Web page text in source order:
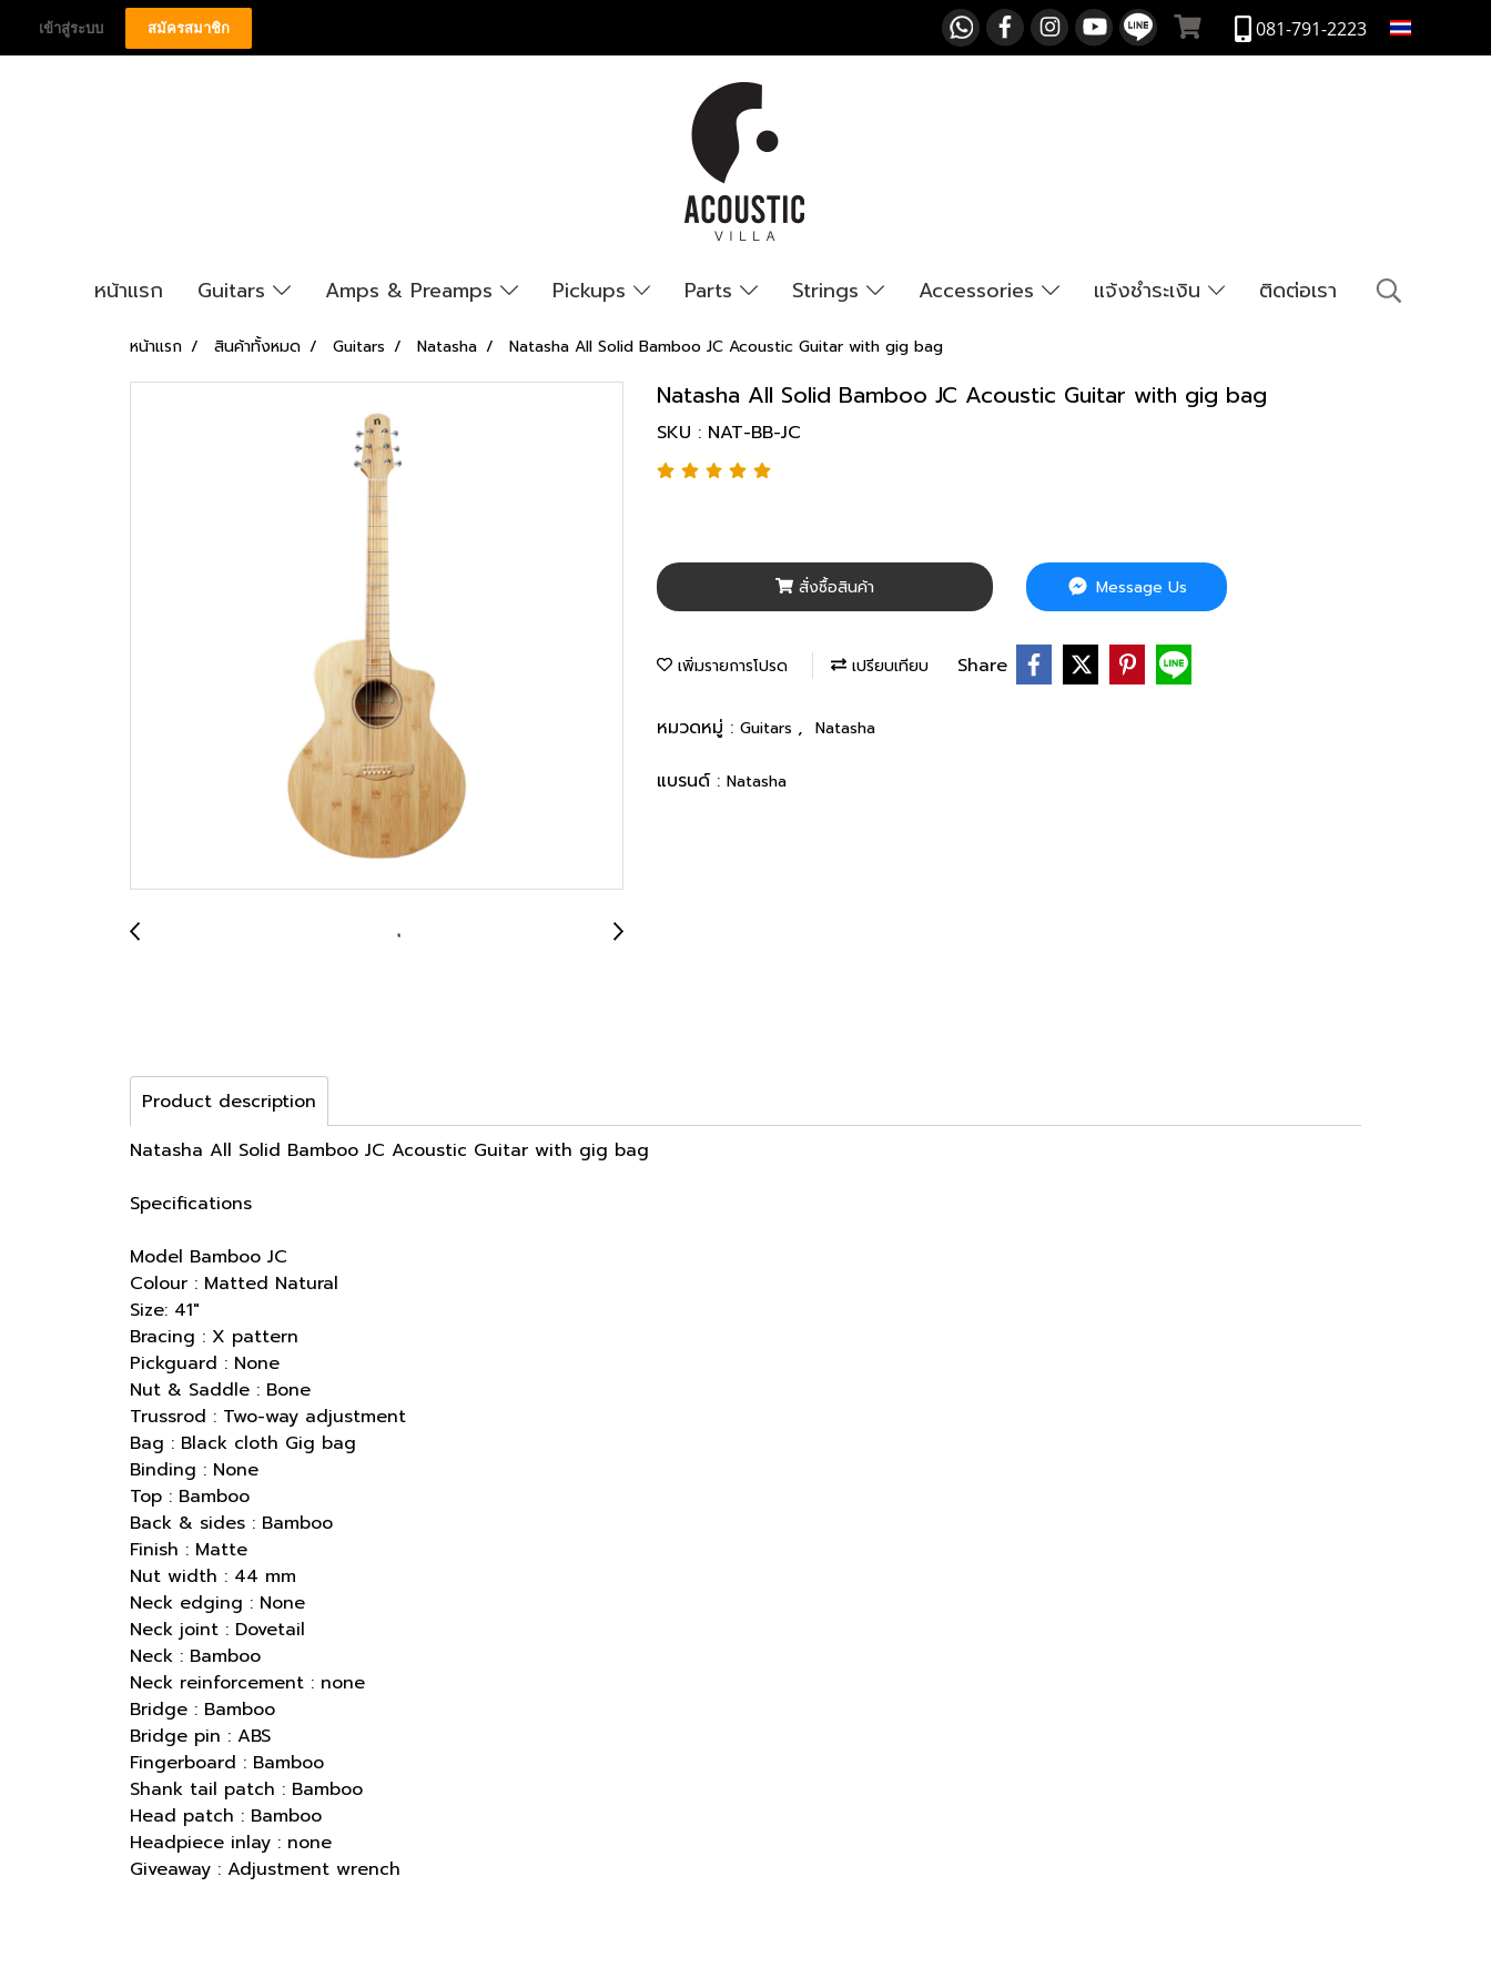
เข้าสู่ระบบ สมัครสมาชิก 081-791-2223 TH
หน้าแรก Guitars Amps & Preamps Pickups Parts Strings Accessories แจ้งชำระเงิน ติดต่อเรา
หน้าแรก สินค้าทั้งหมด Guitars Natasha Natasha All Solid Bamboo JC Acoustic Guitar with gig bag
Natasha All Solid Bamboo JC Acoustic Guitar with gig bag
SKU : NAT-BB-JC
สั่งซื้อสินค้า Message Us
เพิ่มรายการโปรด เปรียบเทียบ Share
หมวดหมู่ : Guitars , Natasha
แบรนด์ : Natasha
Product description
Natasha All Solid Bamboo JC Acoustic Guitar with gig bag
Specifications
Model Bamboo JC
Colour : Matted Natural
Size: 41"
Bracing : X pattern
Pickguard : None
Nut & Saddle : Bone
Trussrod : Two-way adjustment
Bag : Black cloth Gig bag
Binding : None
Top : Bamboo
Back & sides : Bamboo
Finish : Matte
Nut width : 44 mm
Neck edging : None
Neck joint : Dovetail
Neck : Bamboo
Neck reinforcement : none
Bridge : Bamboo
Bridge pin : ABS
Fingerboard : Bamboo
Shank tail patch : Bamboo
Head patch : Bamboo
Headpiece inlay : none
Giveaway : Adjustment wrench